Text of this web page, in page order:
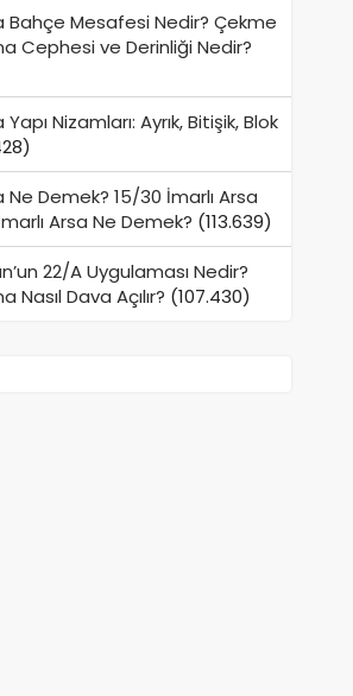
Bahçe Mesafesi Nedir? Çekme
Cephesi ve Derinliği Nedir?
Nizamları: Ayrık, Bitişik, Blok
Ne Demek? 15/30 İmarlı Arsa
Arsa Ne Demek? (113.639)
22/A Uygulaması Nedir?
Nasıl Dava Açılır? (107.430)